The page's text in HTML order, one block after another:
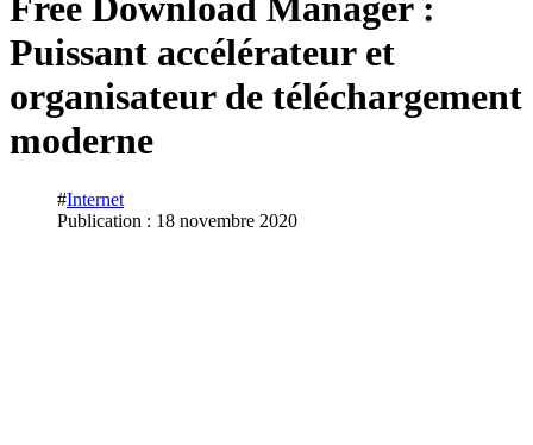
Free Download Manager :
Puissant accélérateur et
organisateur de téléchargement
moderne
#Internet
Publication : 18 novembre 2020